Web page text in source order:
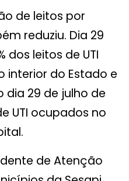
de leitos por
reduziu. Dia 29
dos leitos de UTI
interior do Estado e
dia 29 de julho de
UTI ocupados no
de Atenção